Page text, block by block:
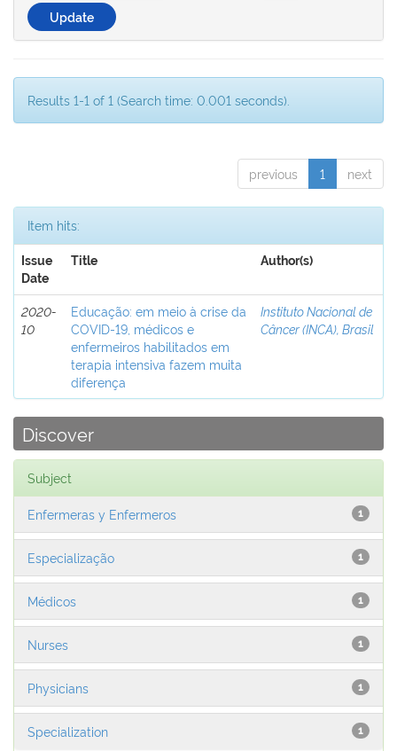
Results 1-1 of 1 (Search time: 0.001 seconds).
previous 1 next
Item hits:
Issue
Date
Title Author(s)
2020-
10
Educação: em meio à crise da
COVID-19, médicos e
enfermeiros habilitados em
terapia intensiva fazem muita
diferença
Instituto Nacional de
Câncer (INCA), Brasil
Discover
Subject
1
Enfermeras y Enfermeros
1
Especialização
1
Médicos
1
Nurses
1
Physicians
1
Specialization